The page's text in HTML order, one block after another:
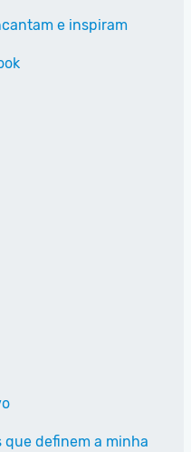
e inspiram
definem a minha